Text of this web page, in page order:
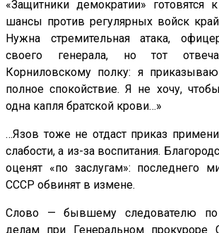
«Защитники демократии» готовятся
шансы против регулярных войск
Нужна стремительная атака,
своего генерала, но тот
Корниловскому полку: я
полное спокойствие. Я не хочу,
одна капля братской крови…»
…Язов тоже не отдаст приказ
слабости, а из-за воспитания.
оценят «по заслугам»: последнего
СССР обвинят в измене.
Слово — бывшему следователю
делам при Генеральном прокуроре